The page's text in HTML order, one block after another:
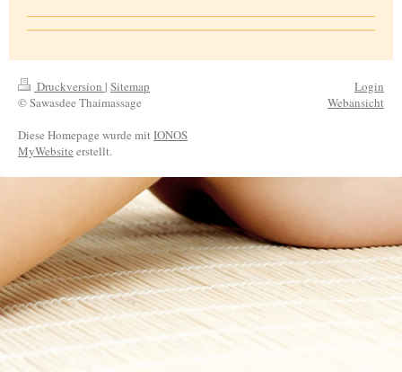
Druckversion | Sitemap
© Sawasdee Thaimassage
Diese Homepage wurde mitIONOS
MyWebsite erstellt.
Login
Webansicht